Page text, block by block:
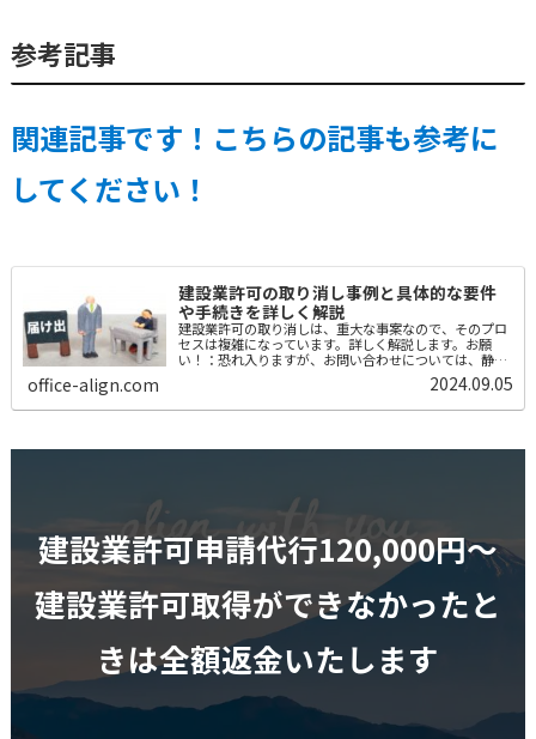
参考記事
関連記事です！こちらの記事も参考に
してください！
建設業許可の取り消し事例と具体的な要件
や手続きを詳しく解説
建設業許可の取り消しは、重大な事案なので、そのプロ
セスは複雑になっています。詳しく解説します。お願
い！：恐れ入りますが、お問い合わせについては、静岡
県の方で建設業許可に関する内容でお願い致します。建
設業許可の取消とは建設業許可が取り消される...
office-align.com 2024.09.05
建設業許可申請代行120,000円〜
建設業許可取得ができなかったと
きは全額返金いたします